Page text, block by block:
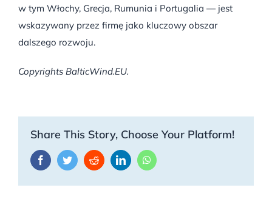
w tym Włochy, Grecja, Rumunia i Portugalia — jest
wskazywany przez firmę jako kluczowy obszar
dalszego rozwoju.
Copyrights BalticWind.EU.
Share This Story, Choose Your Platform!
FacebookTwitterRedditLinkedInWhatsApp